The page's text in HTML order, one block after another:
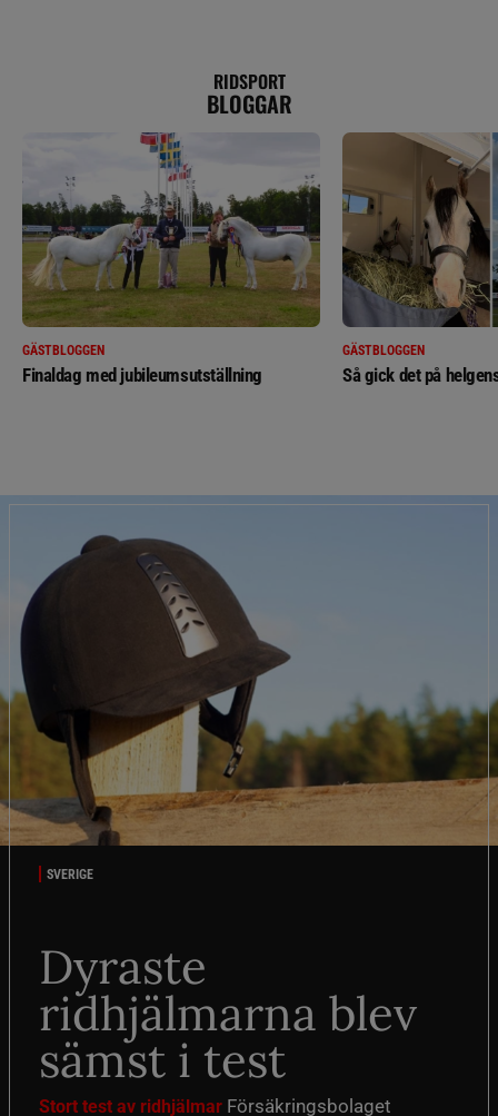
RIDSPORT
BLOGGAR
GÄSTBLOGGEN
Finaldag med jubileumsutställning
GÄSTBLOGGEN
Så gick det på
SVERIGE
Dyraste
ridhjälmarna blev
sämst i test
Stort test av ridhjälmar Försäkringsbolaget